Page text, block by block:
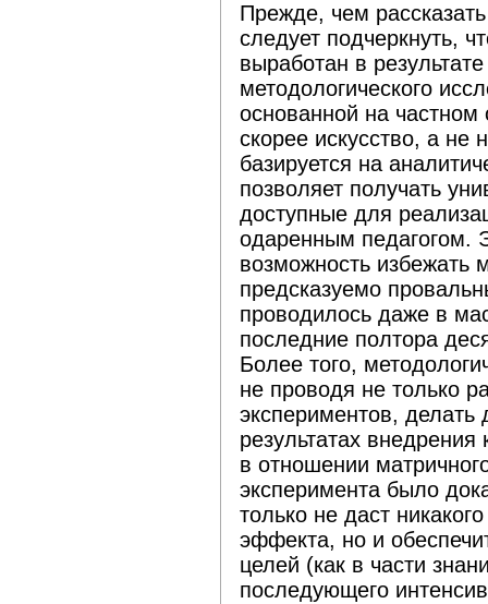
Прежде, чем
следует подчеркнуть,
выработан в
методологического
основанной на
скорее искусство, а не
базируется на
позволяет получать
доступные для
одаренным педагогом.
возможность избежать
предсказуемо
проводилось даже в
последние полтора
Более того,
не проводя не только
экспериментов,
результатах
в отношении
эксперимента было
только не даст
эффекта, но и
целей (как в части
последующего